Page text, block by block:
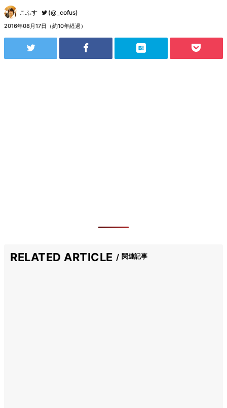
こふす (@_cofus)
2016年08月17日（約10年経過）
RELATED ARTICLE 関連記事